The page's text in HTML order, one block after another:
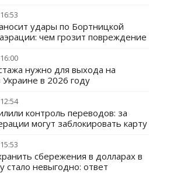
удары по Бортницкой
чем грозит повреждение
нужно для выхода на
в 2026 году
контроль переводов: за
могут заблокировать карту
сбережения в долларах в
стало невыгодно: ответ